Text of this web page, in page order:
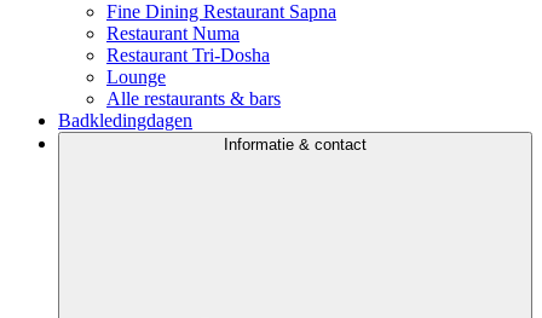
Fine Dining Restaurant Sapna
Restaurant Numa
Restaurant Tri-Dosha
Lounge
Alle restaurants & bars
Badkledingdagen
Informatie & contact